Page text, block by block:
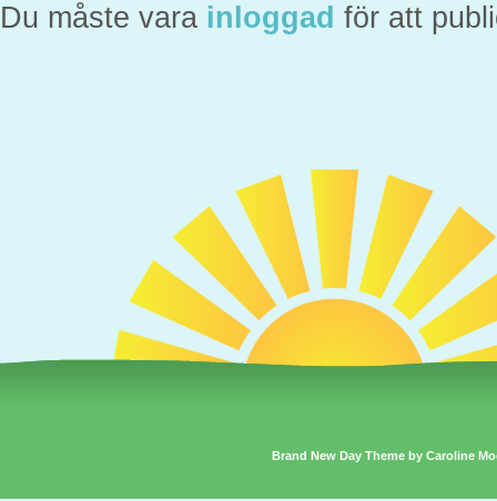
Du måste vara inloggad för att
Brand New Day Theme by Caroline